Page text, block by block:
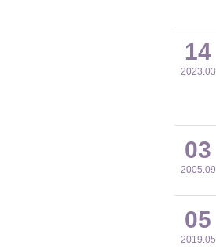
14
2023.03
03
2005.09
05
2019.05